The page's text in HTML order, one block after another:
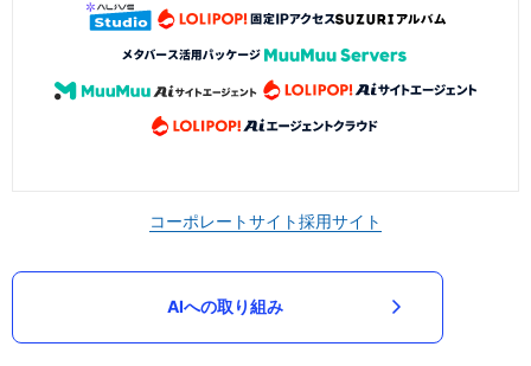
コーポレートサイト採用サイト
AIへの取り組み